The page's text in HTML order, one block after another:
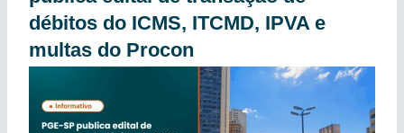
débitos do ICMS, ITCMD, IPVA e
multas do Procon